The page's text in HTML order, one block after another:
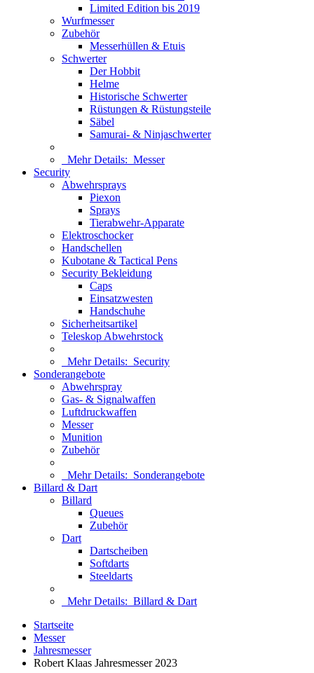
Limited Edition bis 2019
Wurfmesser
Zubehör
Messerhüllen & Etuis
Schwerter
Der Hobbit
Helme
Historische Schwerter
Rüstungen & Rüstungsteile
Säbel
Samurai- & Ninjaschwerter
Mehr Details: Messer
Security
Abwehrsprays
Piexon
Sprays
Tierabwehr-Apparate
Elektroschocker
Handschellen
Kubotane & Tactical Pens
Security Bekleidung
Caps
Einsatzwesten
Handschuhe
Sicherheitsartikel
Teleskop Abwehrstock
Mehr Details: Security
Sonderangebote
Abwehrspray
Gas- & Signalwaffen
Luftdruckwaffen
Messer
Munition
Zubehör
Mehr Details: Sonderangebote
Billard & Dart
Billard
Queues
Zubehör
Dart
Dartscheiben
Softdarts
Steeldarts
Mehr Details: Billard & Dart
Startseite
Messer
Jahresmesser
Robert Klaas Jahresmesser 2023